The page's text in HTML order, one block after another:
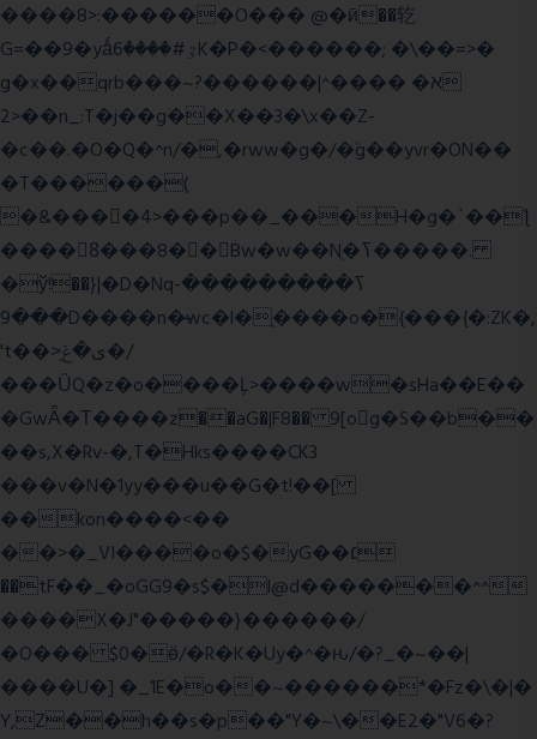
����8>:������O��� @�ӣ��䢀
G=��9�yǻٷ#����6K�P�<������; �\��=>�
g�x��qrb���~א� ����^|������?
2>��n_:T�j��g��X��3�\x��Z-
�c��.�O�Q�^n/�,�rww�g�/�ۧg��yvr�ON��
�T������(
�&����4>���p��_���H�g�`��ƪ
����8َ���8� �󳳦Bw�w��Nֻ�ߖ�����.
�ў!��}|�D�Nqߖ���������-
���9D����n�̶wc�l�֑����o�{���{�:ZK�,
't��>͍ى�ݝ�/
���ǙQ�z�o����Ļ>����w�sHa��E��
�GwǞ�Τ����z��aG�|F8�� 9[og�S��b��
��s,X�Rv-�,T�Hks����CK3
���v�N�1yy���u��G�t!��[
��kon����<��
��>�_VI����o�$�yG��׆
��tF��_�oGG9�s$�l@d�������^^
����X�J"�����}������/
�O��� $0�ӫ/�R�K�Uy�^�ԋ/�?_�~��|
����U�] �_1E�o��~������*�Fz�\�|�
Y,Z��h��s�p��"Y�~\��E2�"V6�?